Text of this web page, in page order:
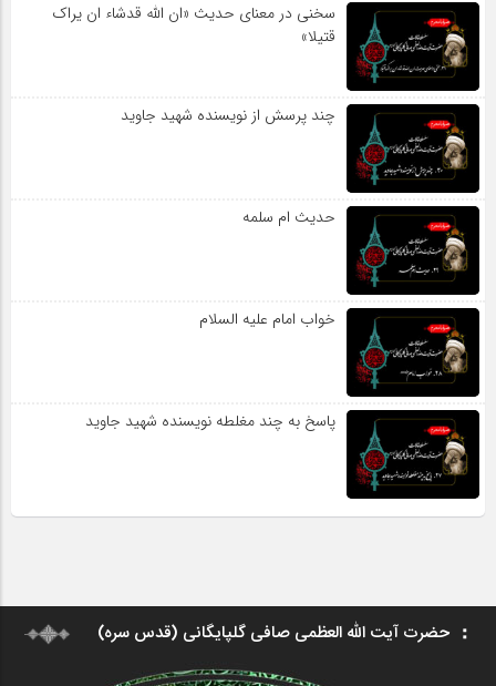
سخنی در معنای حدیث «ان الله قدشاء ان یراک
قتیلا»
چند پرسش از نویسنده شهید جاوید
حدیث ام سلمه
خواب امام علیه السلام
پاسخ به چند مغلطه نویسنده شهید جاوید
حضرت آیت الله العظمی صافی گلپایگانی (قدس سره)